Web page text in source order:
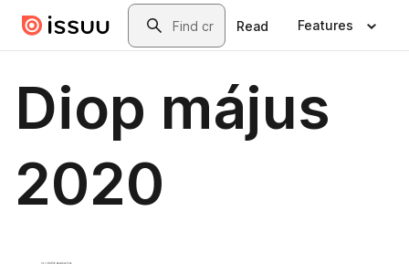
Skip to main contentSearch
Read Features
Diop május
2020